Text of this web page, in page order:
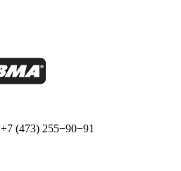
+7 (473) 255−90−91